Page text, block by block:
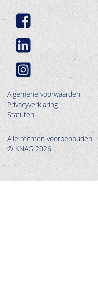
Algemene voorwaarden
Privacyverklaring
Statuten
Alle rechten voorbehouden
© KNAG 2026